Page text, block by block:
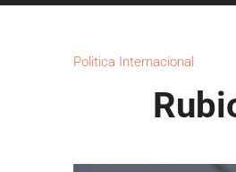
Politica Internacional